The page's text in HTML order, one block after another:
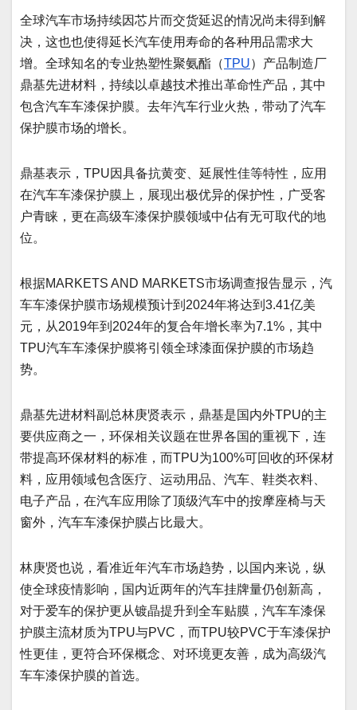
全球汽车市场持续因芯片而交货延迟的情况尚未得到解
决，这也也使得延长汽车使用寿命的各种用品需求大
增。全球知名的专业热塑性聚氨酯（TPU）产品制造厂
鼎基先进材料，持续以卓越技术推出革命性产品，其中
包含汽车车漆保护膜。去年汽车行业火热，带动了汽车
保护膜市场的增长。
鼎基表示，TPU因具备抗黄变、延展性佳等特性，应用
在汽车车漆保护膜上，展现出极优异的保护性，广受客
户青睐，更在高级车漆保护膜领域中佔有无可取代的地
位。
根据MARKETS AND MARKETS市场调查报告显示，汽
车车漆保护膜市场规模预计到2024年将达到3.41亿美
元，从2019年到2024年的复合年增长率为7.1%，其中
TPU汽车车漆保护膜将引领全球漆面保护膜的市场趋
势。
鼎基先进材料副总林庚贤表示，鼎基是国内外TPU的主
要供应商之一，环保相关议题在世界各国的重视下，连
带提高环保材料的标准，而TPU为100%可回收的环保材
料，应用领域包含医疗、运动用品、汽车、鞋类衣料、
电子产品，在汽车应用除了顶级汽车中的按摩座椅与天
窗外，汽车车漆保护膜占比最大。
林庚贤也说，看准近年汽车市场趋势，以国内来说，纵
使全球疫情影响，国内近两年的汽车挂牌量仍创新高，
对于爱车的保护更从镀晶提升到全车贴膜，汽车车漆保
护膜主流材质为TPU与PVC，而TPU较PVC于车漆保护
性更佳，更符合环保概念、对环境更友善，成为高级汽
车车漆保护膜的首选。